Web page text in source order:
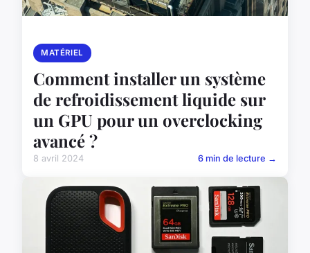
MATÉRIEL
Comment installer un système
de refroidissement liquide sur
un GPU pour un overclocking
avancé ?
8 avril 2024 6 min de lecture →